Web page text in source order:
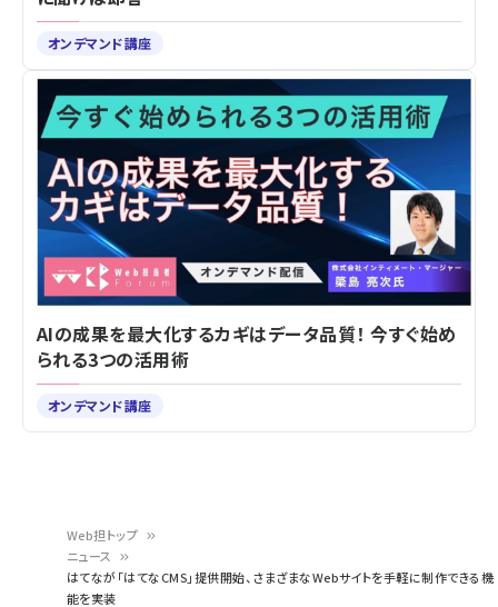
Web担トップ
ニュース
はてなが「はてなCMS」提供開始、さまざまなWebサイトを手軽に制作できる機
能を実装
オンデマンド講座
AIの成果を最大化するカギはデータ品質！ 今すぐ始め
られる3つの活用術
オンデマンド講座